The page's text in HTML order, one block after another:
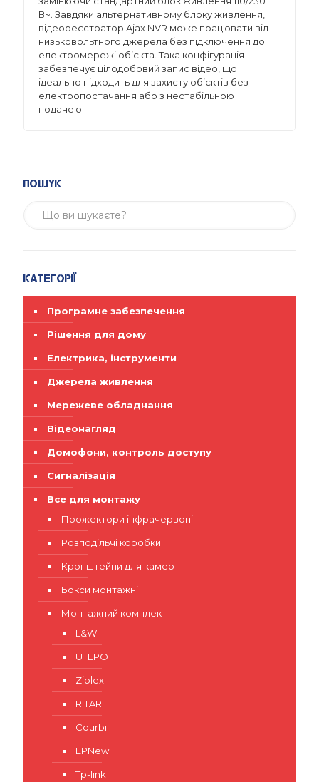
В~. Завдяки альтернативному блоку живлення,
відеореєстратор Ajax NVR може працювати від
низьковольтного джерела без підключення до
електромережі об’єкта. Така конфігурація
забезпечує цілодобовий запис відео, що
ідеально підходить для захисту об’єктів без
електропостачання або з нестабільною
подачею.
Пошук
Категорії
Програмне забезпечення
Рішення для дому
Електрика, інструменти
Джерела живлення
Мережеве обладнання
Відеонагляд
Домофони, контроль доступу
Сигналізація
Все для монтажу
Прожектори інфрачервоні
Розподільчі коробки
Кронштейни для камер
Бокси монтажні
Монтажний комплект
L&W
UTEPO
Ziplex
RITAR
Courbi
EPNew
Tp-link